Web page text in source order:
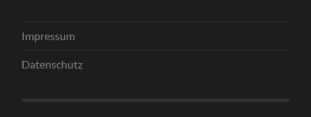
Impressum
Datenschutz